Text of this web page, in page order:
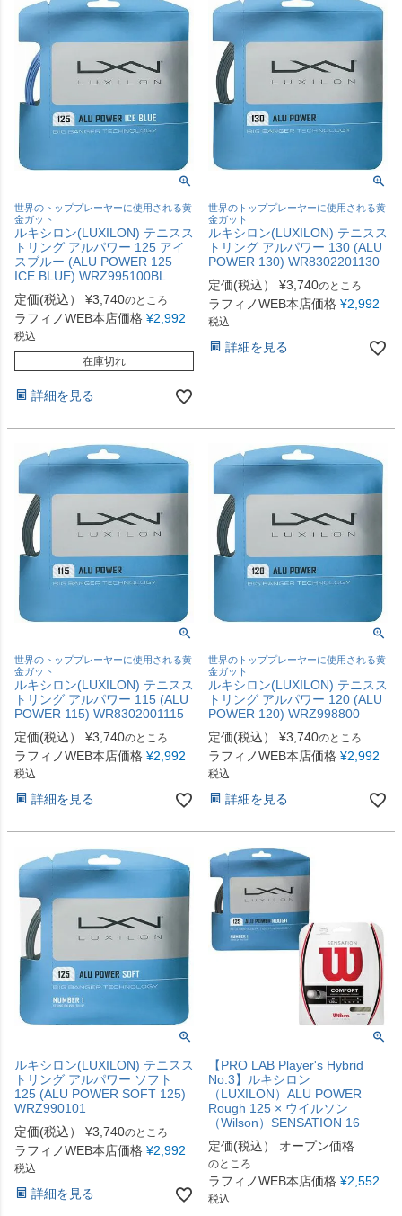
世界のトッププレーヤーに使用される黄
金ガット
ルキシロン(LUXILON) テニスス
トリング アルパワー 125 アイ
スブルー (ALU POWER 125
ICE BLUE) WRZ995100BL
定価(税込）
¥3,740のところ
ラフィノWEB本店価格 ¥2,992
税込
在庫切れ
詳細を見る
世界のトッププレーヤーに使用される黄
金ガット
ルキシロン(LUXILON) テニスス
トリング アルパワー 130 (ALU
POWER 130) WR8302201130
定価(税込）
¥3,740のところ
ラフィノWEB本店価格 ¥2,992
税込
詳細を見る
世界のトッププレーヤーに使用される黄
金ガット
ルキシロン(LUXILON) テニスス
トリング アルパワー 115 (ALU
POWER 115) WR8302001115
定価(税込）
¥3,740のところ
ラフィノWEB本店価格 ¥2,992
税込
詳細を見る
世界のトッププレーヤーに使用される黄
金ガット
ルキシロン(LUXILON) テニスス
トリング アルパワー 120 (ALU
POWER 120) WRZ998800
定価(税込）
¥3,740のところ
ラフィノWEB本店価格 ¥2,992
税込
詳細を見る
ルキシロン(LUXILON) テニスス
トリング アルパワー ソフト
125 (ALU POWER SOFT 125)
WRZ990101
定価(税込）
¥3,740のところ
ラフィノWEB本店価格 ¥2,992
税込
詳細を見る
【PRO LAB Player's Hybrid
No.3】ルキシロン
（LUXILON）ALU POWER
Rough 125 × ウイルソン
（Wilson）SENSATION 16
定価(税込）
オープン価格
のところ
ラフィノWEB本店価格 ¥2,552
税込